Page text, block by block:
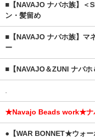
■【NAVAJO ナバホ族】＜
ン・髪留め
■【NAVAJO ナバホ族】マ
ー
■【NAVAJO＆ZUNI ナバ
.
★Navajo Beads work★ナ
●【WAR BONNET★ウォー